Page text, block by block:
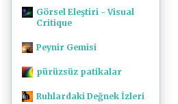
Görsel Eleştiri - Visual
Critique
Peynir Gemisi
pürüzsüz patikalar
Ruhlardaki Değnek İzleri